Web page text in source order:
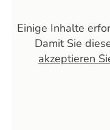
Einige Inhalte
Damit Sie
akzeptieren